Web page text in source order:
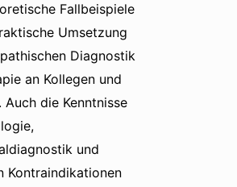
Fallbeispiele
Umsetzung
Diagnostik
an Kollegen und
Auch die Kenntnisse
und
Kontraindikationen